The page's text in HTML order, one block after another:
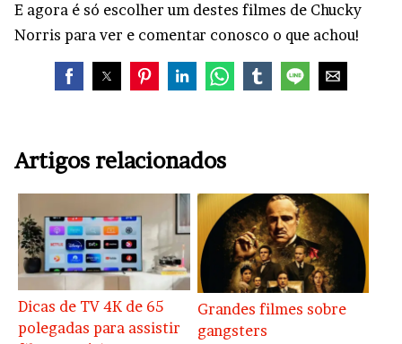
E agora é só escolher um destes filmes de Chucky
Norris para ver e comentar conosco o que achou!
Artigos relacionados
Dicas de TV 4K de 65
polegadas para assistir
Grandes filmes sobre
gangsters